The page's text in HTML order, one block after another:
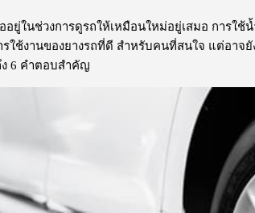
ยู่ในช่วงการดูรถให้เหมือนใหม่อยู่เสมอ การใ
ใช้งานของยางรถที่ดี สำหรับคนที่สนใจ แต่อาจยั
6 คำตอบสำคัญ